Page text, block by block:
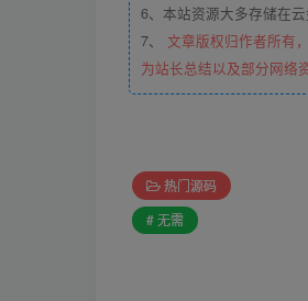
6、本站资源大多存储在
7、 文章版权归作者所有
为站长总结以及部分网络
热门源码
# 无需